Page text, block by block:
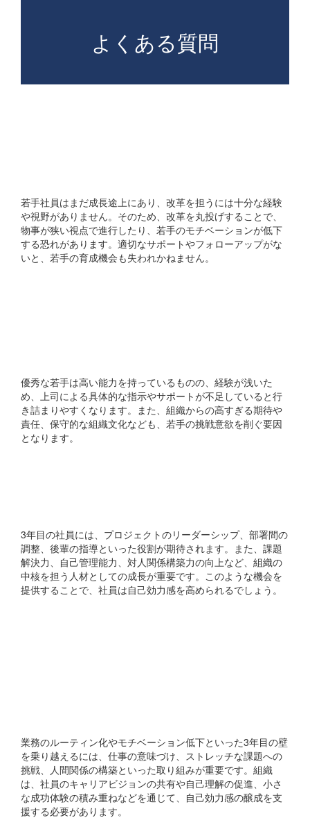
よくある質問
若手社員はまだ成長途上にあり、改革を担うには十分な経験
や視野がありません。そのため、改革を丸投げすることで、
物事が狭い視点で進行したり、若手のモチベーションが低下
する恐れがあります。適切なサポートやフォローアップがな
いと、若手の育成機会も失われかねません。
優秀な若手は高い能力を持っているものの、経験が浅いた
め、上司による具体的な指示やサポートが不足していると行
き詰まりやすくなります。また、組織からの高すぎる期待や
責任、保守的な組織文化なども、若手の挑戦意欲を削ぐ要因
となります。
3年目の社員には、プロジェクトのリーダーシップ、部署間の
調整、後輩の指導といった役割が期待されます。また、課題
解決力、自己管理能力、対人関係構築力の向上など、組織の
中核を担う人材としての成長が重要です。このような機会を
提供することで、社員は自己効力感を高められるでしょう。
業務のルーティン化やモチベーション低下といった3年目の壁
を乗り越えるには、仕事の意味づけ、ストレッチな課題への
挑戦、人間関係の構築といった取り組みが重要です。組織
は、社員のキャリアビジョンの共有や自己理解の促進、小さ
な成功体験の積み重ねなどを通じて、自己効力感の醸成を支
援する必要があります。